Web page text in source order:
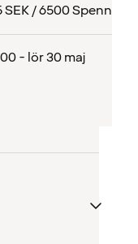
SEK / 6500 Spenn
- lör 30 maj